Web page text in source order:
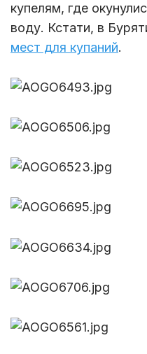
купелям, где
воду. Кстати, в
мест для купаний.